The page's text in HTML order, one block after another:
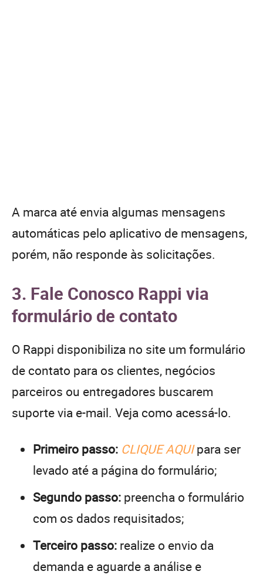
A marca até envia algumas mensagens
automáticas pelo aplicativo de mensagens,
porém, não responde às solicitações.
3. Fale Conosco Rappi via
formulário de contato
O Rappi disponibiliza no site um formulário
de contato para os clientes, negócios
parceiros ou entregadores buscarem
suporte via e-mail. Veja como acessá-lo.
Primeiro passo: CLIQUE AQUIpara ser
levado até a página do formulário;
Segundo passo: preencha o formulário
com os dados requisitados;
Terceiro passo: realize o envio da
demanda e aguarde a análise e